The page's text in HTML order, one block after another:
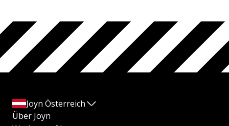
Joyn Österreich
Über Joyn